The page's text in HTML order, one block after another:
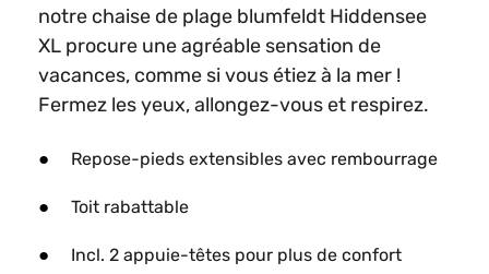
notre chaise de plage blumfeldt Hiddensee
XL procure une agréable sensation de
vacances, comme si vous étiez à la mer !
Fermez les yeux, allongez-vous et respirez.
Repose-pieds extensibles avec rembourrage
Toit rabattable
Incl. 2 appuie-têtes pour plus de confort